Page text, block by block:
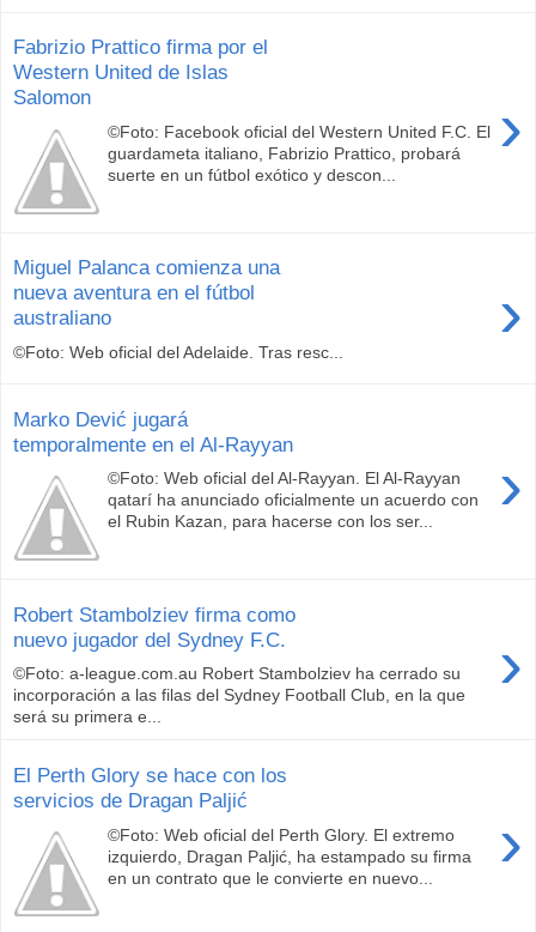
Fabrizio Prattico firma por el
Western United de Islas
Salomon
›
©Foto: Facebook oficial del Western United F.C. El
guardameta italiano, Fabrizio Prattico, probará
suerte en un fútbol exótico y descon...
Miguel Palanca comienza una
nueva aventura en el fútbol
australiano
›
©Foto: Web oficial del Adelaide. Tras resc...
Marko Dević jugará
temporalmente en el Al-Rayyan
›
©Foto: Web oficial del Al-Rayyan. El Al-Rayyan
qatarí ha anunciado oficialmente un acuerdo con
el Rubin Kazan, para hacerse con los ser...
Robert Stambolziev firma como
nuevo jugador del Sydney F.C.
›
©Foto: a-league.com.au Robert Stambolziev ha cerrado su
incorporación a las filas del Sydney Football Club, en la que
será su primera e...
El Perth Glory se hace con los
servicios de Dragan Paljić
›
©Foto: Web oficial del Perth Glory. El extremo
izquierdo, Dragan Paljić, ha estampado su firma
en un contrato que le convierte en nuevo...